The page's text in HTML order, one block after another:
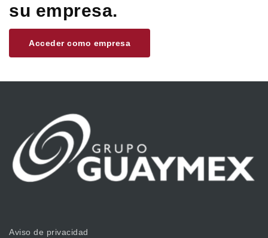
su empresa.
Acceder como empresa
Aviso de privacidad